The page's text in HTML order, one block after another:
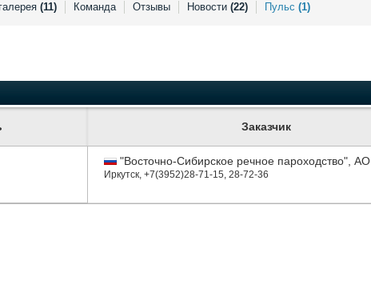
(11) Команда Отзывы Новости (22) Пульс (1)
Заказчик
"Восточно-Сибирское речное пароходство", АО
Иркутск +7(3952)28-71-15, 28-72-36